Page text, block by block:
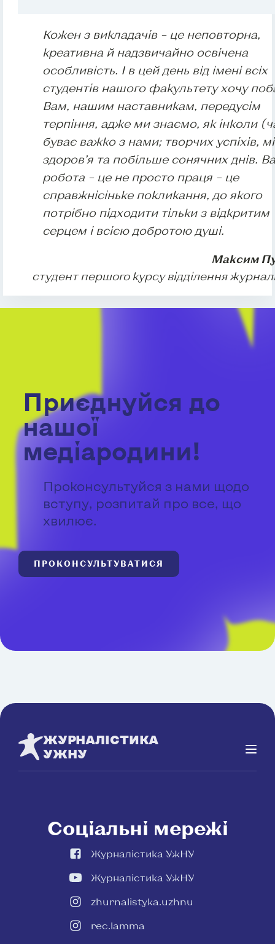
Кожен з викладачів – це неповторна,
креативна й надзвичайно освічена
особливість. І в цей день від імені всіх
студентів нашого факультету хочу
Вам, нашим наставникам, передусім
терпіння, адже ми знаємо, як інколи
буває важко з нами; творчих успіхів,
здоров’я та побільше сонячних днів.
робота – це не просто праця – це
справжнісіньке покликання, до якого
потрібно підходити тільки з відкритим
серцем і всією добротою душі.
Максим
студент першого курсу відділення
Приєднуйся до
нашої
медіародини!
Проконсультуйся з нами щодо
вступу, розпитай про все, що
хвилює.
ПРОКОНСУЛЬТУВАТИСЯ
ЖУРНАЛІСТИКА
УЖНУ
Соціальні мережі
Журналістика УжНУ
Журналістика УжНУ
zhurnalistyka.uzhnu
rec.lamma